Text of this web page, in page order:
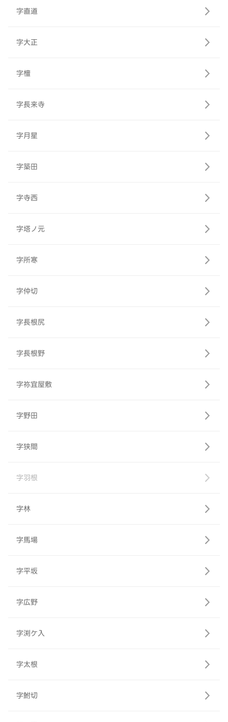
字直道
字大正
字檀
字長来寺
字月星
字築田
字寺西
字塔ノ元
字所寒
字仲切
字長根尻
字長根野
字祢宜屋敷
字野田
字狭間
字羽根
字林
字馬場
字平坂
字広野
字渕ケ入
字太根
字鮒切